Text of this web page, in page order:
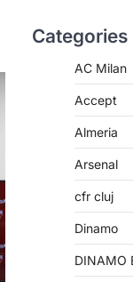
Categories
AC Milan
Accept
Almeria
Arsenal
cfr cluj
Dinamo
DINAMO